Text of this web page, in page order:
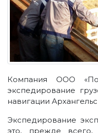
Компания ООО
экспедирование
навигации
Экспедирование
это, прежде всего,